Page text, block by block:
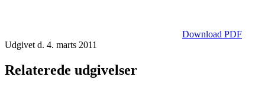
Download PDF
Udgivet d. 4. marts 2011
Relaterede udgivelser